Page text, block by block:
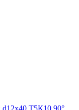
Т5К10 90°,